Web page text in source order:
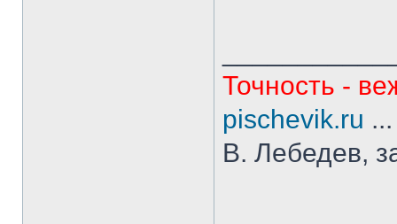
Точность -
pischevik.ru
В. Лебедев,